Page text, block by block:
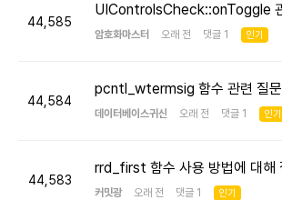
44,585
UIControlsCheck::onToggle
암호화마스터 오래 전 댓글 1 인기
44,584
pcntl_wtermsig 함수 관련 질문
데이터베이스귀신 오래 전 댓글 1 인기
44,583
rrd_first 함수 사용 방법에 대해
커밋광 오래 전 댓글 1 인기